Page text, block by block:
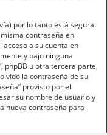
por lo tanto está segura.
contraseña en
a su cuenta en
y bajo ninguna
phpBB u otra tercera parte,
la contraseña de su
provisto por el
su nombre de usuario y
nueva contraseña para